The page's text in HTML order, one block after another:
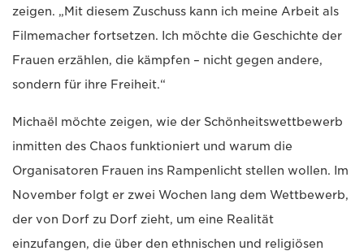
zeigen. „Mit diesem Zuschuss kann ich meine Arbeit als
Filmemacher fortsetzen. Ich möchte die Geschichte der
Frauen erzählen, die kämpfen – nicht gegen andere,
sondern für ihre Freiheit.“
Michaël möchte zeigen, wie der Schönheitswettbewerb
inmitten des Chaos funktioniert und warum die
Organisatoren Frauen ins Rampenlicht stellen wollen. Im
November folgt er zwei Wochen lang dem Wettbewerb,
der von Dorf zu Dorf zieht, um eine Realität
einzufangen, die über den ethnischen und religiösen